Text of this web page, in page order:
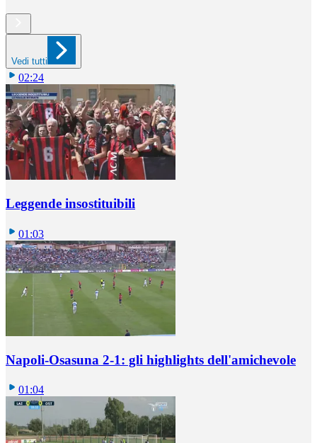
Vedi tutti
02:24
Leggende insostituibili
01:03
Napoli-Osasuna 2-1: gli highlights dell'amichevole
01:04